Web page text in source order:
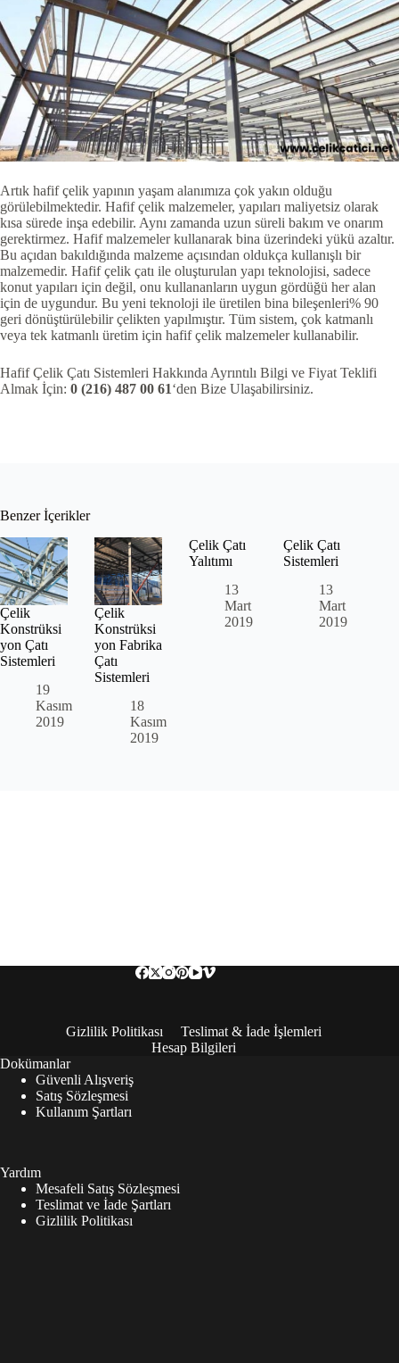
Artık hafif çelik yapının yaşam alanımıza çok yakın olduğu
görülebilmektedir. Hafif çelik malzemeler, yapıları maliyetsiz olarak
kısa sürede inşa edebilir. Aynı zamanda uzun süreli bakım ve onarım
gerektirmez. Hafif malzemeler kullanarak bina üzerindeki yükü azaltır.
Bu açıdan bakıldığında malzeme açısından oldukça kullanışlı bir
malzemedir. Hafif çelik çatı ile oluşturulan yapı teknolojisi, sadece
konut yapıları için değil, onu kullananların uygun gördüğü her alan
için de uygundur. Bu yeni teknoloji ile üretilen bina bileşenleri% 90
geri dönüştürülebilir çelikten yapılmıştır. Tüm sistem, çok katmanlı
veya tek katmanlı üretim için hafif çelik malzemeler kullanabilir.
Hafif Çelik Çatı Sistemleri Hakkında Ayrıntılı Bilgi ve Fiyat Teklifi
Almak İçin: 0 (216) 487 00 61‘den Bize Ulaşabilirsiniz.
Benzer İçerikler
Çelik
Konstrüksi
yon Çatı
Sistemleri
19
Kasım
2019
Çelik
Konstrüksi
yon Fabrika
Çatı
Sistemleri
18
Kasım
2019
Çelik Çatı
Yalıtımı
13
Mart
2019
Çelik Çatı
Sistemleri
13
Mart
2019
Gizlilik Politikası
Teslimat & İade İşlemleri
Hesap Bilgileri
Dokümanlar
Güvenli Alışveriş
Satış Sözleşmesi
Kullanım Şartları
Yardım
Mesafeli Satış Sözleşmesi
Teslimat ve İade Şartları
Gizlilik Politikası